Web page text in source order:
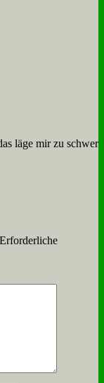
lä­ge mir zu schwer
Erforderliche